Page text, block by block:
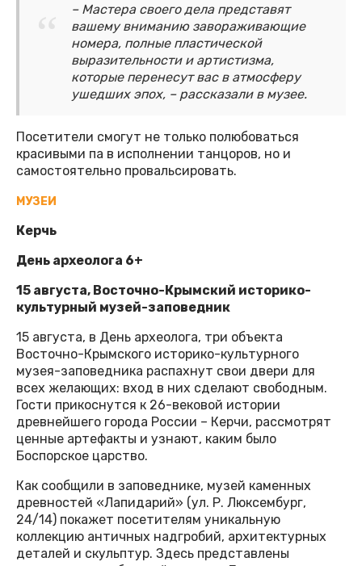
– Мастера своего дела представят
вашему вниманию завораживающие
номера, полные пластической
выразительности и артистизма,
которые перенесут вас в атмосферу
ушедших эпох, – рассказали в музее.
Посетители смогут не только полюбоваться
красивыми па в исполнении танцоров, но и
самостоятельно провальсировать.
МУЗЕИ
Керчь
День археолога 6+
15 августа, Восточно-Крымский историко-
культурный музей-заповедник
15 августа, в День археолога, три объекта
Восточно-Крымского историко-культурного
музея-заповедника распахнут свои двери для
всех желающих: вход в них сделают свободным.
Гости прикоснутся к 26-вековой истории
древнейшего города России – Керчи, рассмотрят
ценные артефакты и узнают, каким было
Боспорское царство.
Как сообщили в заповеднике, музей каменных
древностей «Лапидарий» (ул. Р. Люксембург,
24/14) покажет посетителям уникальную
коллекцию античных надгробий, архитектурных
деталей и скульптур. Здесь представлены